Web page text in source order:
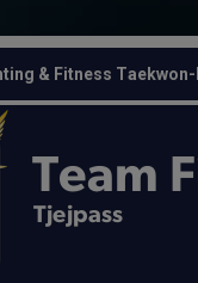
& Fitness Taekwon-
Team
Tjejpass